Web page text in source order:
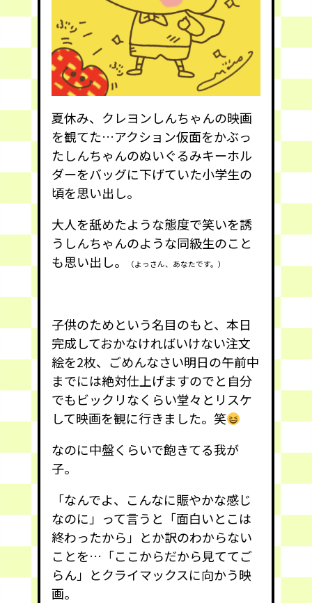
夏休み、クレヨンしんちゃんの映画
を観てた…アクション仮面をかぶっ
たしんちゃんのぬいぐるみキーホル
ダーをバッグに下げていた小学生の
頃を思い出し。
大人を舐めたような態度で笑いを誘
うしんちゃんのような同級生のこと
も思い出し。
（よっさん、あなたです。）
子供のためという名目のもと、本日
完成しておかなければいけない注文
絵を2枚、ごめんなさい明日の午前中
までには絶対仕上げますのでと自分
でもビックリなくらい堂々とリスケ
して映画を観に行きました。笑
なのに中盤くらいで飽きてる我が
子。
「なんでよ、こんなに賑やかな感じ
なのに」って言うと「面白いとこは
終わったから」とか訳のわからない
ことを…「ここからだから見ててご
らん」とクライマックスに向かう映
画。